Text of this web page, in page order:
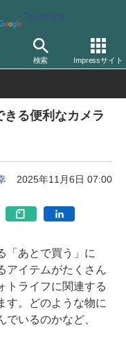
Translate
検索 Impressサイト
る便利なカメラ
2025年11月6日 07:00
「あとで買う」に
アイテムがたくさん
トライフに関連する
す。どのような物に
いるのかなど、